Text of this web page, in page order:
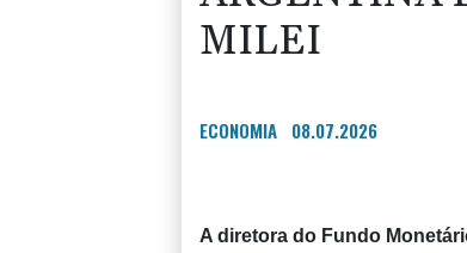
MILEI
ECONOMIA 08.07.2026
A diretora do Fundo